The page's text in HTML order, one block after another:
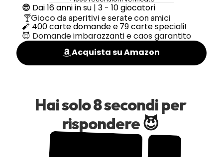
😎 Dai 16 anni in su | 3 - 10 giocatori
🍸Gioco da aperitivi e serate con amici
🧨 400 carte domande e79 carte speciali!
😈 Domande imbarazzanti e caos garantito
Acquista su Amazon
Hai solo 8 secondi per
rispondere 😈